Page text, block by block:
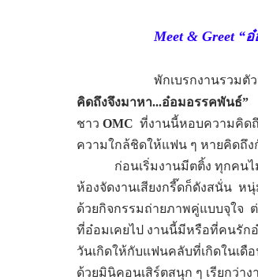
Meet & Greet “อ๋
พักเบรกงานรวมตั
คิดถึงจึงมาหา...อ๋อมอรรคพันธ์”
ชาว OMC ที่งานนี้หอบความคิด
ความใกล้ชิดให้แฟน ๆ หายคิดถึง
ก่อนเริ่มงานมีตติ้ง ทุกคน
ห้องจัดงานเสียงกรี๊ดก็ดังสนั่น หนุ่
ด้วยกิจกรรมถ่ายภาพคู่แบบจุใจ
ที่อ๋อมเคยไป งานนี้มีหรือที่คนรัก
วันเกิดให้กับแฟนคลับที่เกิดในเดื
ด้วยมินิคอนเสิร์ตสนุก ๆ เรียกว่า